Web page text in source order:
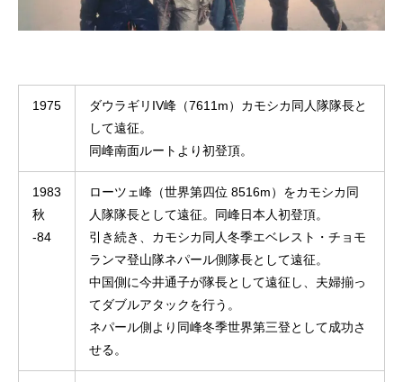
1975
ダウラギリIV峰（7611m）カモシカ同人隊隊長と
して遠征。
同峰南面ルートより初登頂。
1983
秋
-84
ローツェ峰（世界第四位 8516m）をカモシカ同
人隊隊長として遠征。同峰日本人初登頂。
引き続き、カモシカ同人冬季エベレスト・チョモ
ランマ登山隊ネパール側隊長として遠征。
中国側に今井通子が隊長として遠征し、夫婦揃っ
てダブルアタックを行う。
ネパール側より同峰冬季世界第三登として成功さ
せる。